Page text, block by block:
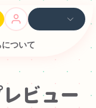
ついて
ビュー